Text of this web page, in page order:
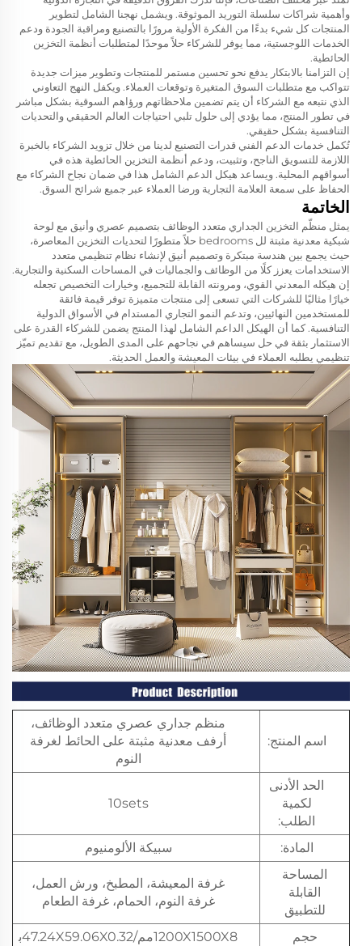
وأهمية شراكات سلسلة التوريد الموثوقة. ويشمل نهجنا الشامل لتطوير
المنتجات كل شيء بدءًا من الفكرة الأولية مرورًا بالتصنيع ومراقبة الجودة ودعم
الخدمات اللوجستية، مما يوفر للشركاء حلاً موحدًا لمتطلبات أنظمة التخزين
الحائطية.
إن التزامنا بالابتكار يدفع نحو تحسين مستمر للمنتجات وتطوير ميزات جديدة
تتواكب مع متطلبات السوق المتغيرة وتوقعات العملاء. ويكفل النهج التعاوني
الذي نتبعه مع الشركاء أن يتم تضمين ملاحظاتهم ورؤاهم السوقية بشكل مباشر
في تطور المنتج، مما يؤدي إلى حلول تلبي احتياجات العالم الحقيقي والتحديات
التنافسية بشكل حقيقي.
تُكمل خدمات الدعم الفني قدرات التصنيع لدينا من خلال تزويد الشركاء بالخبرة
اللازمة للتسويق الناجح، وتثبيت، ودعم أنظمة التخزين الحائطية هذه في
أسواقهم المحلية. ويساعد هيكل الدعم الشامل هذا في ضمان نجاح الشركاء مع
الحفاظ على سمعة العلامة التجارية ورضا العملاء عبر جميع شرائح السوق.
الخاتمة
يمثل منظّم التخزين الجداري متعدد الوظائف بتصميم عصري وأنيق مع لوحة
شبكية معدنية مثبتة لل bedrooms حلاً متطورًا لتحديات التخزين المعاصرة،
حيث يجمع بين هندسة مبتكرة وتصميم أنيق لإنشاء نظام تنظيمي متعدد
الاستخدامات يعزز كلًا من الوظائف والجماليات في المساحات السكنية والتجارية.
إن هيكله المعدني القوي، ومرونته القابلة للتجميع، وخيارات التخصيص تجعله
خيارًا مثاليًا للشركات التي تسعى إلى منتجات متميزة توفر قيمة فائقة
للمستخدمين النهائيين، وتدعم النمو التجاري المستدام في الأسواق الدولية
التنافسية. كما أن الهيكل الداعم الشامل لهذا المنتج يضمن للشركاء القدرة على
الاستثمار بثقة في حل سيساهم في نجاحهم على المدى الطويل، مع تقديم تميّز
تنظيمي يطلبه العملاء في بيئات المعيشة والعمل الحديثة.
اسم المنتج:
منظم جداري عصري متعدد الوظائف،
أرفف معدنية مثبتة على الحائط لغرفة
النوم
الحد الأدنى
لكمية
الطلب:
10sets
المادة:
سبيكة الألومنيوم
المساحة
القابلة
للتطبيق
غرفة المعيشة، المطبخ، ورش العمل،
غرفة النوم، الحمام، غرفة الطعام
حجم
1200X1500X8مم/47.24X59.06X0.32ب